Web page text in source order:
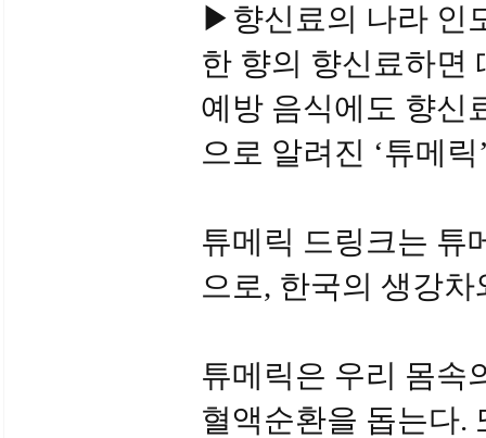
▶향신료의 나라 인
한 향의 향신료하면
예방 음식에도 향신
으로 알려진 ‘튜메
튜메릭 드링크는 튜
으로, 한국의 생강
튜메릭은 우리 몸속
혈액순환을 돕는다.